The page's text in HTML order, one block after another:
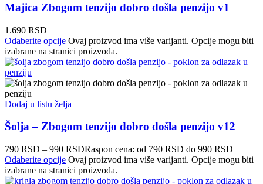
Majica Zbogom tenzijo dobro došla penzijo v1
1.690 RSD
Odaberite opcije Ovaj proizvod ima više varijanti. Opcije mogu biti
izabrane na stranici proizvoda.
Dodaj u listu želja
Šolja – Zbogom tenzijo dobro došla penzijo v12
790 RSD – 990 RSDRaspon cena: od 790 RSD do 990 RSD
Odaberite opcije Ovaj proizvod ima više varijanti. Opcije mogu biti
izabrane na stranici proizvoda.